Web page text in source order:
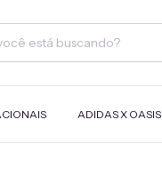
ADIDAS X OASIS